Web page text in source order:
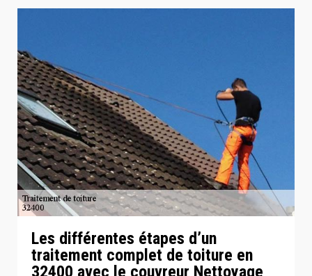
Les différentes étapes d’un
traitement complet de toiture en
32400 avec le couvreur Nettoyage